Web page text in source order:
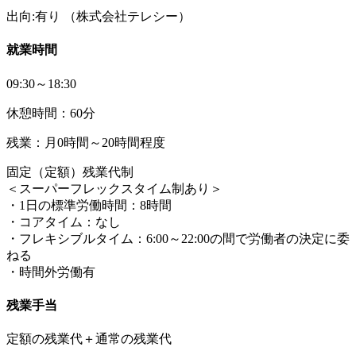
出向:有り （株式会社テレシー）
就業時間
09:30～18:30
休憩時間：60分
残業：月0時間～20時間程度
固定（定額）残業代制
＜スーパーフレックスタイム制あり＞
・1日の標準労働時間：8時間
・コアタイム：なし
・フレキシブルタイム：6:00～22:00の間で労働者の決定に委
ねる
・時間外労働有
残業手当
定額の残業代＋通常の残業代